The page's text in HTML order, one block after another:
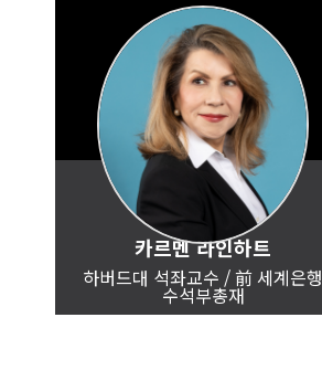
카르멘 라인하트
하버드대 석좌교수 / 前 세계은행
수석부총재